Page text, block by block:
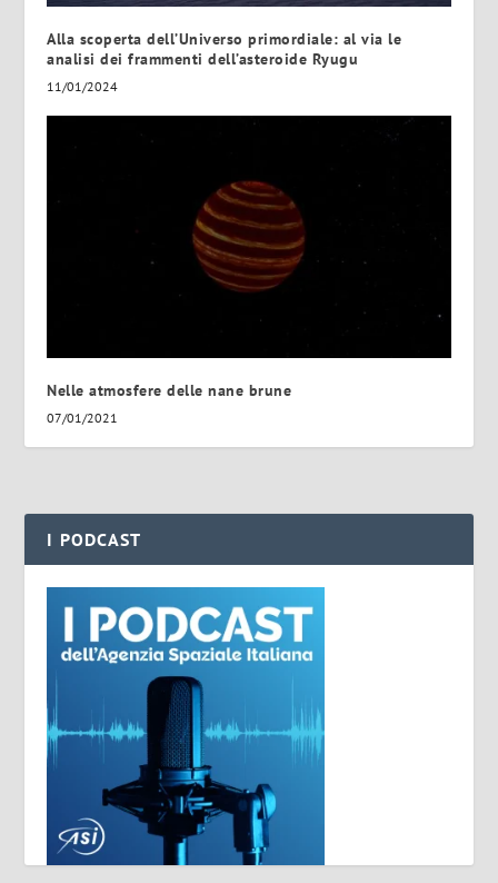
Alla scoperta dell’Universo primordiale: al via le
analisi dei frammenti dell’asteroide Ryugu
11/01/2024
Nelle atmosfere delle nane brune
07/01/2021
I PODCAST